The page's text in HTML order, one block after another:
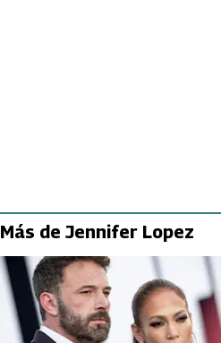
Más de Jennifer Lopez